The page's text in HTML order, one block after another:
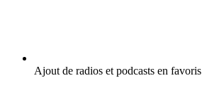
Ajout de radios et podcasts en favoris